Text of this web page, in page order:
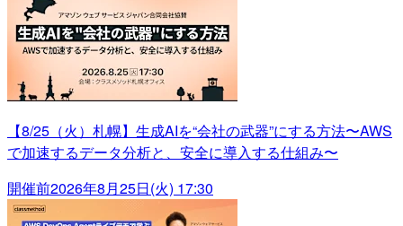
【8/25（火）札幌】生成AIを“会社の武器”にする方法〜AWS
で加速するデータ分析と、安全に導入する仕組み〜
開催前2026年8月25日(火) 17:30